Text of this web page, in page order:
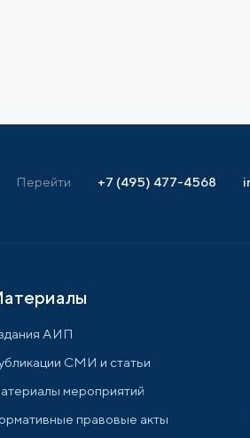
Перейти +7 (495) 477-4568
АИП
СМИ и статьи
мероприятий
правовые акты